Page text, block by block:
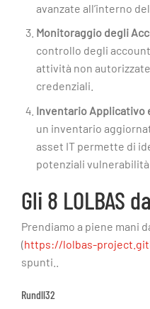
avanzate all’interno
Monitoraggio degli
controllo degli
attività non
credenziali.
Inventario Applicativo
un inventario
asset IT permette di
potenziali vulnerabilità.
Gli 8 LOLBAS
Prendiamo a piene mani
(https://lolbas-
spunti..
Rundll32